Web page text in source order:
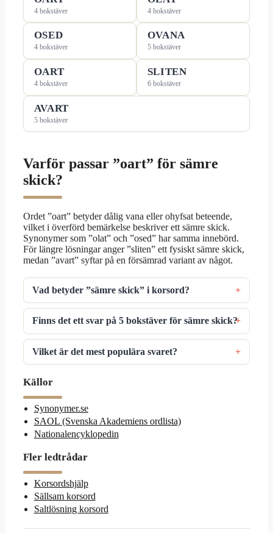
4 bokstäver 4 bokstäver
OSED
4 bokstäver
OVANA
5 bokstäver
OART
4 bokstäver
SLITEN
6 bokstäver
AVART
5 bokstäver
Varför passar ”oart” för sämre
skick?
Ordet ”oart” betyder dålig vana eller ohyfsat beteende,
vilket i överförd bemärkelse beskriver ett sämre skick.
Synonymer som ”olat” och ”osed” har samma innebörd.
För längre lösningar anger ”sliten” ett fysiskt sämre skick,
medan ”avart” syftar på en försämrad variant av något.
Vad betyder ”sämre skick” i korsord?
Finns det ett svar på 5 bokstäver för sämre skick?
Vilket är det mest populära svaret?
Källor
Synonymer.se
SAOL (Svenska Akademiens ordlista)
Nationalencyklopedin
Fler ledtrådar
Korsordshjälp
Sällsam korsord
Saltlösning korsord